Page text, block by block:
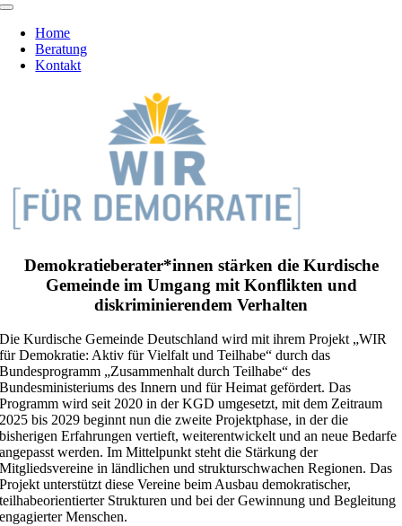
Toggle
NavigationHome
Beratung
Kontakt
Demokratieberater*innen stärken die Kurdische
Gemeinde im Umgang mit Konflikten und
diskriminierendem Verhalten
Die Kurdische Gemeinde Deutschland wird mit ihrem Projekt „WIR
für Demokratie: Aktiv für Vielfalt und Teilhabe“ durch das
Bundesprogramm „Zusammenhalt durch Teilhabe“ des
Bundesministeriums des Innern und für Heimat gefördert. Das
Programm wird seit 2020 in der KGD umgesetzt, mit dem Zeitraum
2025 bis 2029 beginnt nun die zweite Projektphase, in der die
bisherigen Erfahrungen vertieft, weiterentwickelt und an neue Bedarfe
angepasst werden. Im Mittelpunkt steht die Stärkung der
Mitgliedsvereine in ländlichen und strukturschwachen Regionen. Das
Projekt unterstützt diese Vereine beim Ausbau demokratischer,
teilhabeorientierter Strukturen und bei der Gewinnung und Begleitung
engagierter Menschen.